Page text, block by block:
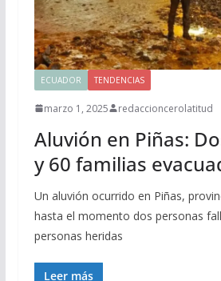
ECUADOR TENDENCIAS
marzo 1, 2025 redaccioncerolatitud
Aluvión en Piñas:
y 60 familias
Un aluvión ocurrido en Piñas,
hasta el momento dos personas
personas heridas
Leer más